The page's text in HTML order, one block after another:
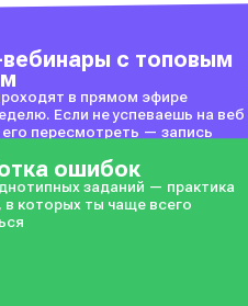
с топовым
в прямом эфире
Если не успеваешь на веб
пересмотреть — запись
ошибок
заданий — практика
в которых ты чаще всего